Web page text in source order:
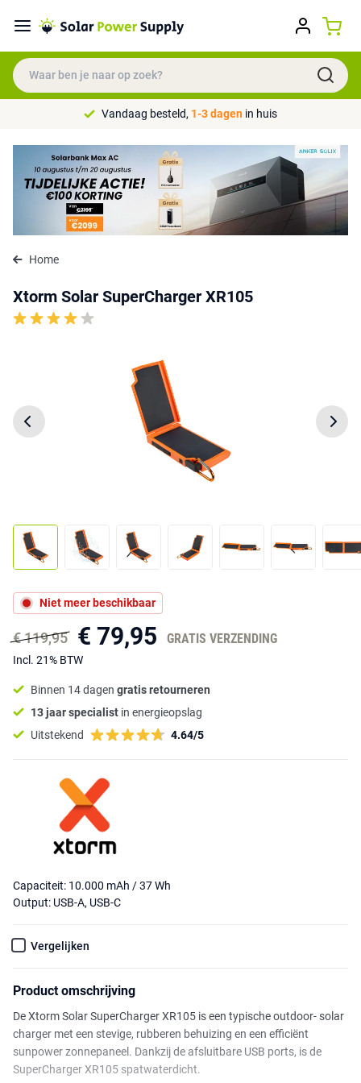
Vandaag besteld, 1-3 dagen in huis
Home
Xtorm Solar SuperCharger XR105
Niet meer beschikbaar
€ 119,95 € 79,95 GRATIS VERZENDING
Incl. 21% BTW
Binnen 14 dagen gratis retourneren
13 jaar specialist in energieopslag
Uitstekend
4.64/5
Capaciteit: 10.000 mAh / 37 Wh
Output: USB-A, USB-C
Vergelijken
Product omschrijving
De Xtorm Solar SuperCharger XR105 is een typische outdoor- solar
charger met een stevige, rubberen behuizing en een efficiënt
sunpower zonnepaneel. Dankzij de afsluitbare USB ports, is de
SuperCharger XR105 spatwaterdicht.